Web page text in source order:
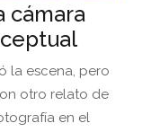
cámara
la escena, pero
otro relato de
en el